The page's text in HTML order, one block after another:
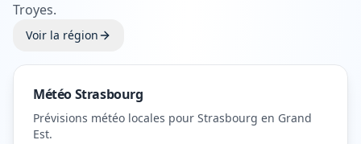
Troyes.
Voir la région
MétéoStrasbourg
Prévisions météo locales pour Strasbourg en Grand
Est.